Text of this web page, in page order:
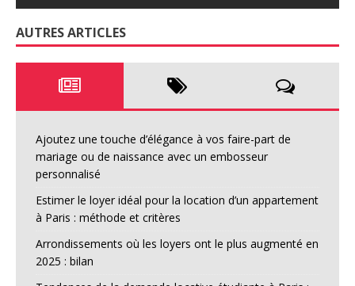
AUTRES ARTICLES
Ajoutez une touche d’élégance à vos faire-part de
mariage ou de naissance avec un embosseur
personnalisé
Estimer le loyer idéal pour la location d’un appartement
à Paris : méthode et critères
Arrondissements où les loyers ont le plus augmenté en
2025 : bilan